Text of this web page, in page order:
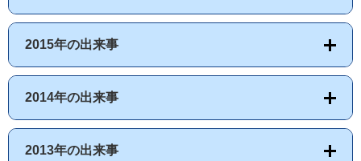
2015年の出来事
2014年の出来事
2013年の出来事